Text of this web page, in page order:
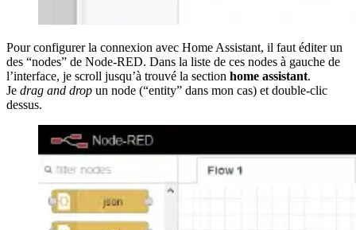
Pour configurer la connexion avec Home Assistant, il faut éditer un
des “nodes” de Node-RED. Dans la liste de ces nodes à gauche de
l’interface, je scroll jusqu’à trouvé la section home assistant.
Je drag and drop un node (“entity” dans mon cas) et double-clic
dessus.